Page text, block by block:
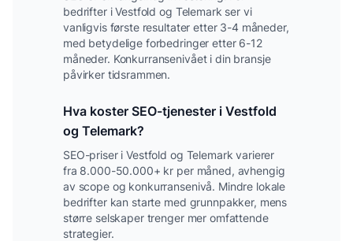
bedrifter iVestfold og Telemark ser vi
vanligvis første resultater etter 3-4 måneder,
med betydelige forbedringer etter 6-12
måneder. Konkurransenivået i din bransje
påvirker tidsrammen.
Hva koster SEO-tjenester i Vestfold
og Telemark?
SEO-priser iVestfold og Telemark varierer
fra 8.000-50.000+ kr per måned, avhengig
av scope og konkurransenivå. Mindre lokale
bedrifter kan starte med grunnpakker, mens
større selskaper trenger mer omfattende
strategier.